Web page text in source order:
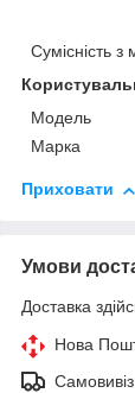
Сумісність
Модель
Марка
Приховати
Умови
Доставка
Нова
Самовивіз